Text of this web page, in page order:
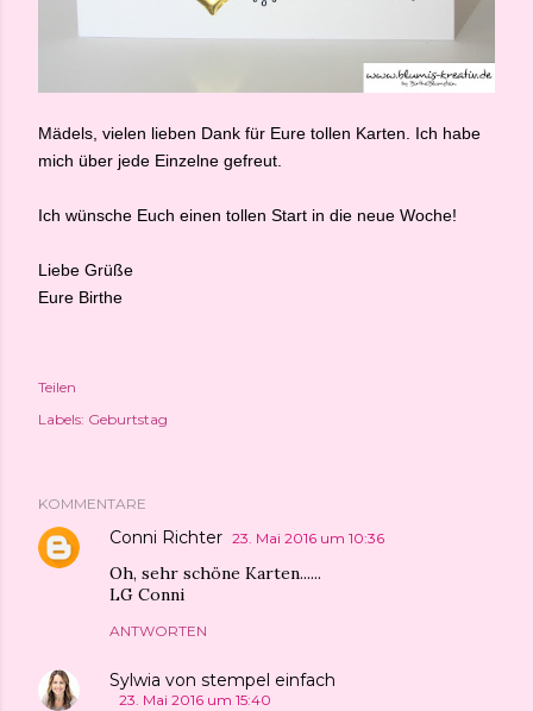
Mädels, vielen lieben Dank für Eure tollen Karten. Ich habe
mich über jede Einzelne gefreut.
Ich wünsche Euch einen tollen Start in die neue Woche!
Liebe Grüße
Eure Birthe
Teilen
Labels: Geburtstag
KOMMENTARE
Conni Richter 23. Mai 2016 um 10:36
Oh, sehr schöne Karten......
LG Conni
ANTWORTEN
Sylwia von stempel einfach
23. Mai 2016 um 15:40